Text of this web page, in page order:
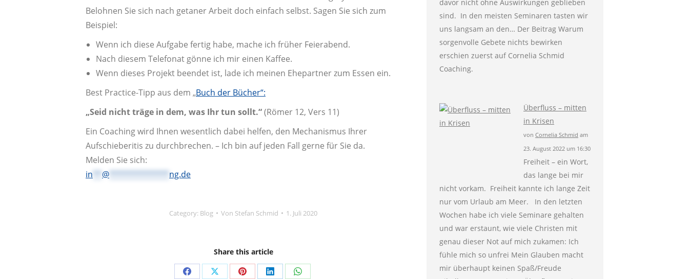
Belohnen Sie sich nach getaner Arbeit doch einfach selbst. Sagen Sie sich zum
Beispiel:
Wenn ich diese Aufgabe fertig habe, mache ich früher Feierabend.
Nach diesem Telefonat gönne ich mir einen Kaffee.
Wenn dieses Projekt beendet ist, lade ich meinen Ehepartner zum Essen ein.
Best Practice-Tipp aus dem „Buch der Bücher“:
„Seid nicht träge in dem, was Ihr tun sollt.“(Römer 12, Vers 11)
Ein Coaching wird Ihnen wesentlich dabei helfen, den Mechanismus Ihrer
Aufschieberitis zu durchbrechen. – Ich bin auf jeden Fall gerne für Sie da.
Melden Sie sich:
in
@ ng.de
Category: Blog Von Stefan Schmid 1. Juli 2020
Share this article
davor nicht ohne Auswirkungen geblieben
sind. In den meisten Seminaren tasten wir
uns langsam an den… Der Beitrag Warum
sorgenvolle Gebete nichts bewirken
erschien zuerst auf Cornelia Schmid
Coaching.
Überfluss – mitten
in Krisen
von Cornelia Schmid am
23. August 2022 um 16:30
Freiheit – ein Wort,
das lange bei mir
nicht vorkam. Freiheit kannte ich lange Zeit
nur vom Urlaub am Meer. In den letzten
Wochen habe ich viele Seminare gehalten
und war erstaunt, wie viele Christen mit
genau dieser Not auf mich zukamen: Ich
fühle mich so unfrei Mein Glauben macht
mir überhaupt keinen Spaß/Freude